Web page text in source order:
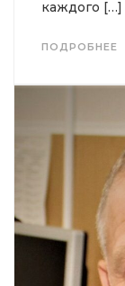
каждого […]
ПОДРОБНЕЕ